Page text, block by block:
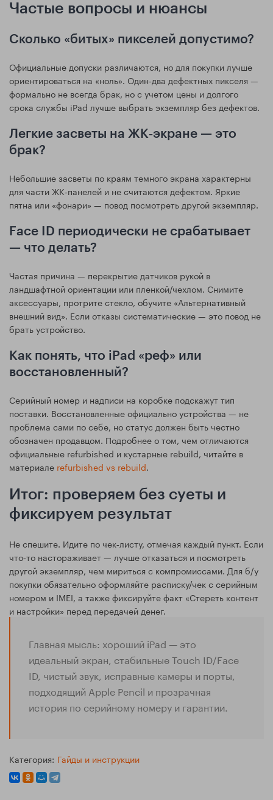
Частые вопросы и нюансы
Сколько «битых» пикселей допустимо?
Официальные допуски различаются, но для покупки лучше
ориентироваться на «ноль». Один‑два дефектных пикселя —
формально не всегда брак, но с учетом цены и долгого
срока службы iPad лучше выбрать экземпляр без дефектов.
Легкие засветы на ЖК‑экране — это
брак?
Небольшие засветы по краям темного экрана характерны
для части ЖК‑панелей и не считаются дефектом. Яркие
пятна или «фонари» — повод посмотреть другой экземпляр.
Face ID периодически не срабатывает
— что делать?
Частая причина — перекрытие датчиков рукой в
ландшафтной ориентации или пленкой/чехлом. Снимите
аксессуары, протрите стекло, обучите «Альтернативный
внешний вид». Если отказы систематические — это повод не
брать устройство.
Как понять, что iPad «реф» или
восстановленный?
Серийный номер и надписи на коробке подскажут тип
поставки. Восстановленные официально устройства — не
проблема сами по себе, но статус должен быть честно
обозначен продавцом. Подробнее о том, чем отличаются
официальные refurbished и кустарные rebuild, читайте в
материале refurbished vs rebuild.
Итог: проверяем без суеты и
фиксируем результат
Не спешите. Идите по чек‑листу, отмечая каждый пункт. Если
что‑то настораживает — лучше отказаться и посмотреть
другой экземпляр, чем мириться с компромиссами. Для б/у
покупки обязательно оформляйте расписку/чек с серийным
номером и IMEI, а также фиксируйте факт «Стереть контент
и настройки» перед передачей денег.
Главная мысль: хороший iPad — это
идеальный экран, стабильные Touch ID/Face
ID, чистый звук, исправные камеры и порты,
подходящий Apple Pencil и прозрачная
история по серийному номеру и гарантии.
Категория: Гайды и инструкции